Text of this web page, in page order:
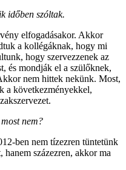
időben szóltak.
elfogadásakor. Akkor
a kollégáknak, hogy mi
hogy szervezzenek az
és mondják el a szülőknek,
nem hittek nekünk. Most,
a következményekkel,
nem?
ben nem tízezren tüntetünk
hanem százezren, akkor ma